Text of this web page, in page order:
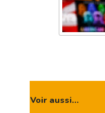
Voir aussi...